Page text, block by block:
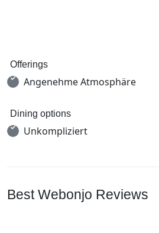
Offerings
Angenehme Atmosphäre
Dining options
Unkompliziert
Best Webonjo Reviews